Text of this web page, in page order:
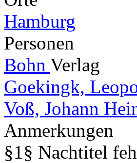
Hamburg
Personen
Bohn Verlag
Goekingk,
Voß, Johann
Anmerkungen
§1§ Nachtitel